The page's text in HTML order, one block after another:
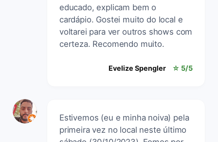
educado, explicam bem o
cardápio. Gostei muito do local e
voltarei para ver outros shows com
certeza. Recomendo muito.
Evelize Spengler ☆ 5/5
Estivemos (eu e minha noiva) pela
primeira vez no local neste último